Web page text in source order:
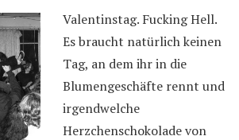
Valentinstag. Fucking Hell.
Es braucht natürlich keinen
Tag, an dem ihr in die
Blumengeschäfte rennt und
irgendwelche
Herzchenschokolade von